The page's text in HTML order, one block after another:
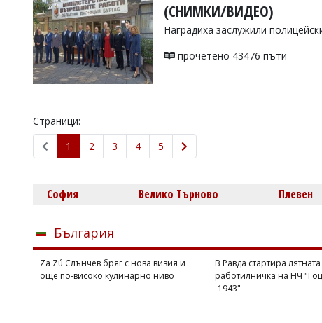
(СНИМКИ/ВИДЕО)
Наградиха заслужили
прочетено 43476 пъти
Страници:
1
2 3 4 5
София Велико Търново Плевен
България
Za Zú Слънчев бряг с нова визия и
още по-високо кулинарно ниво
В Равда стартира
работилничка на НЧ
-1943"